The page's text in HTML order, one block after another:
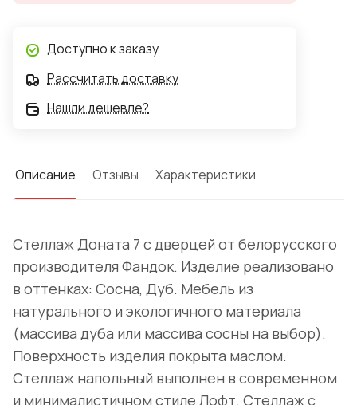
Доступно к заказу
Рассчитать доставку
Нашли дешевле?
Описание Отзывы Характеристики
Стеллаж Доната 7 с дверцей от белорусского
производителя Фандок. Изделие реализовано
в оттенках: Сосна, Дуб. Мебель из
натурального и экологичного материала
(массива дуба или массива сосны на выбор).
Поверхность изделия покрыта маслом.
Стеллаж напольный выполнен в современном
и минималистичном стиле Лофт. Стеллаж с